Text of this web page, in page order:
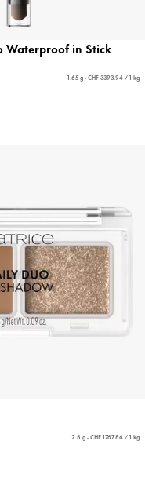
Waterproof in Stick
1.65 g - CHF 3393.94 / 1 kg
2.8 g - CHF 1767.86 / 1 kg